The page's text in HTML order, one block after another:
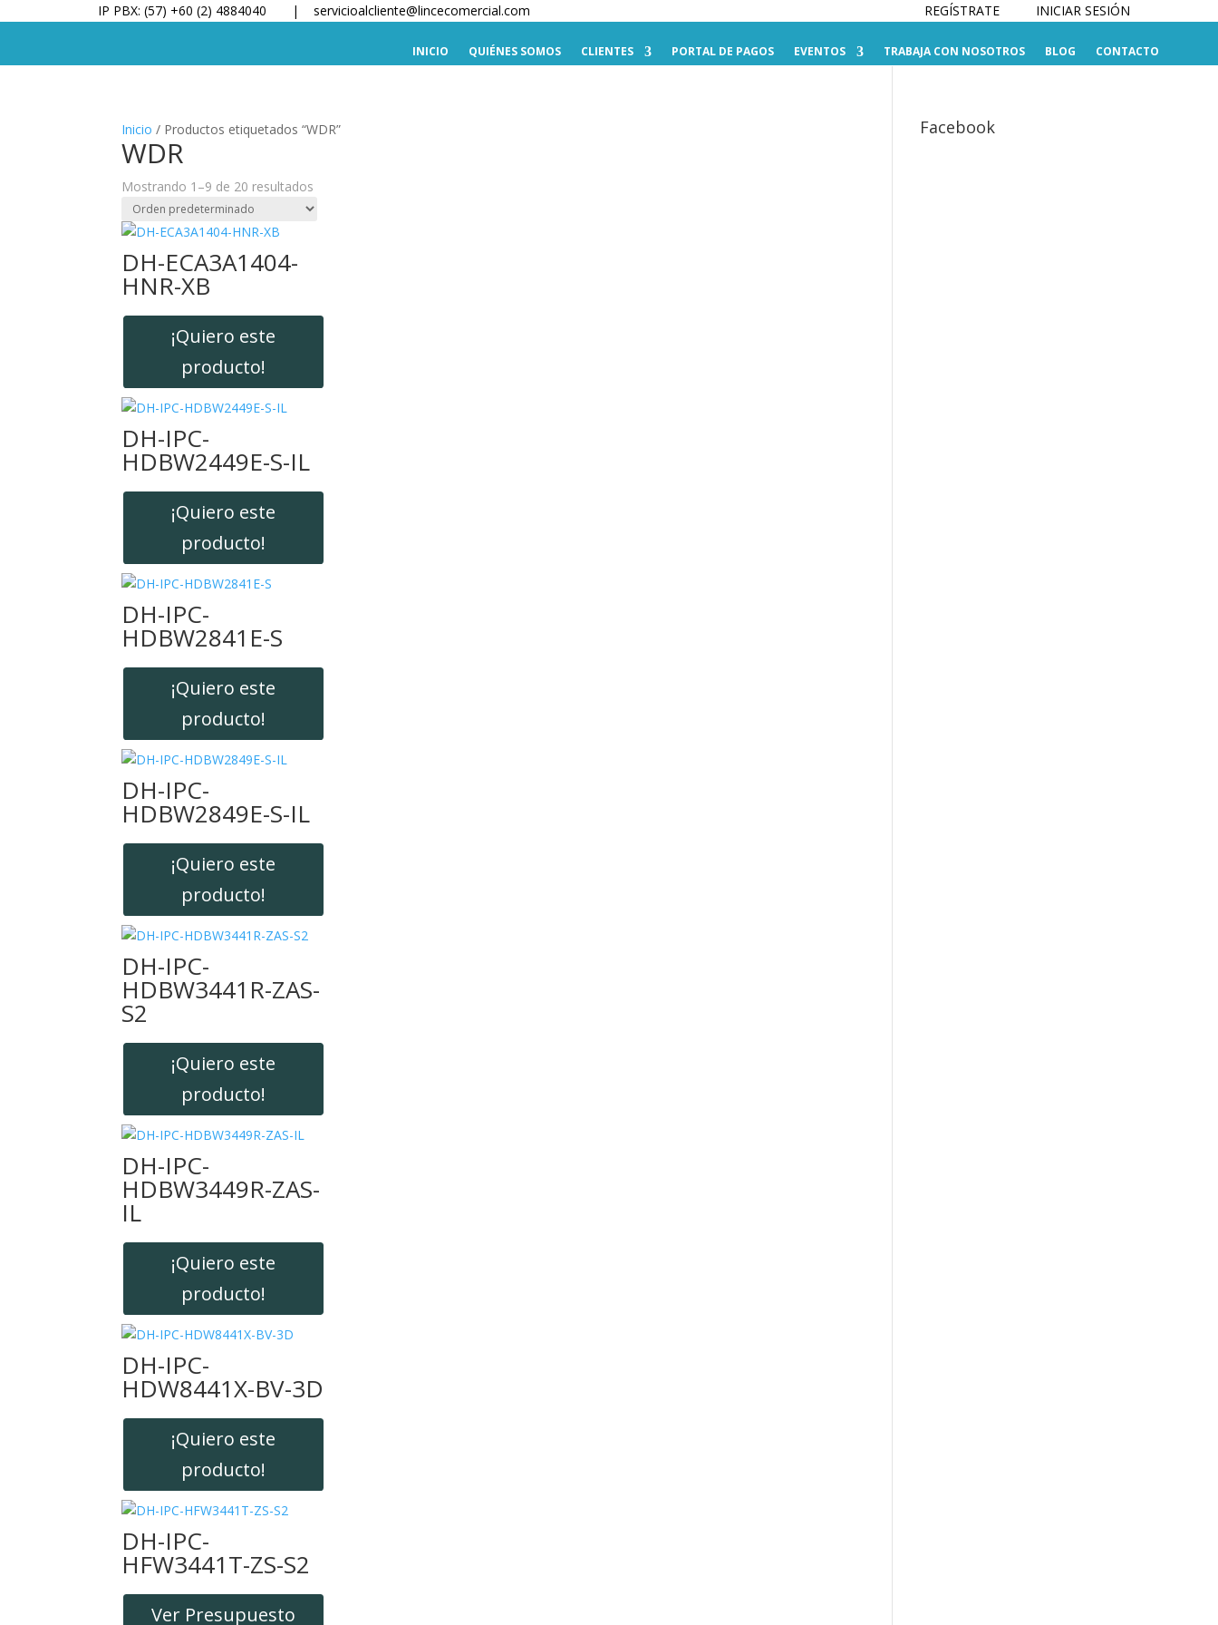
IP PBX: (57) +60 (2) 4884040 | servicioalcliente@lincecomercial.com REGÍSTRATE INICIAR SESIÓN
INICIO QUIÉNES SOMOS CLIENTES PORTAL DE PAGOS EVENTOS TRABAJA CON NOSOTROS BLOG CONTACTO
Inicio / Productos etiquetados “WDR”
WDR
Mostrando 1–9 de 20 resultados
DH-ECA3A1404-
HNR-XB
¡Quiero este
producto!
DH-IPC-
HDBW2449E-S-IL
¡Quiero este
producto!
DH-IPC-
HDBW2841E-S
¡Quiero este
producto!
DH-IPC-
HDBW2849E-S-IL
¡Quiero este
producto!
DH-IPC-
HDBW3441R-ZAS-
S2
¡Quiero este
producto!
DH-IPC-
HDBW3449R-ZAS-
IL
¡Quiero este
producto!
DH-IPC-
HDW8441X-BV-3D
¡Quiero este
producto!
DH-IPC-
HFW3441T-ZS-S2
Ver Presupuesto
Facebook